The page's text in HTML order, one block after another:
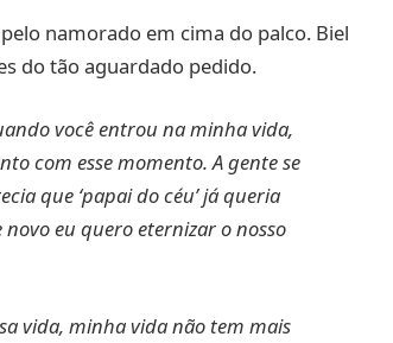
namorado em cima do palco. Biel
do tão aguardado pedido.
você entrou na minha vida,
com esse momento. A gente se
que ‘papai do céu’ já queria
eu quero eternizar o nosso
vida, minha vida não tem mais